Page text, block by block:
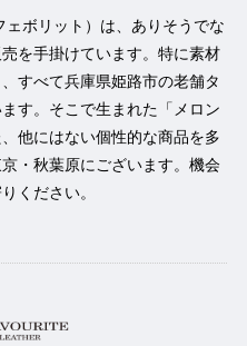
ェボリット）は、ありそうでな
を手掛けています。特に素材
すべて兵庫県姫路市の老舗タ
す。そこで生まれた「メロン
他にはない個性的な商品を多
・秋葉原にございます。機会
ください。